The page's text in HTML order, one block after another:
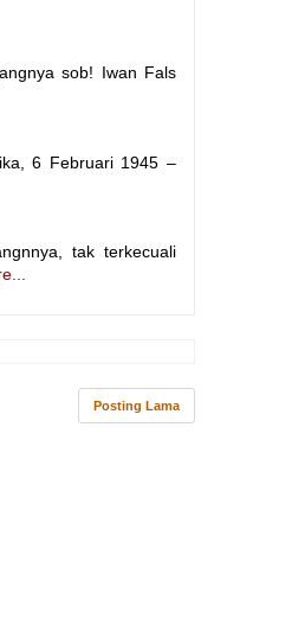
sob! Iwan Fals
6 Februari 1945 –
tak terkecuali
Posting Lama